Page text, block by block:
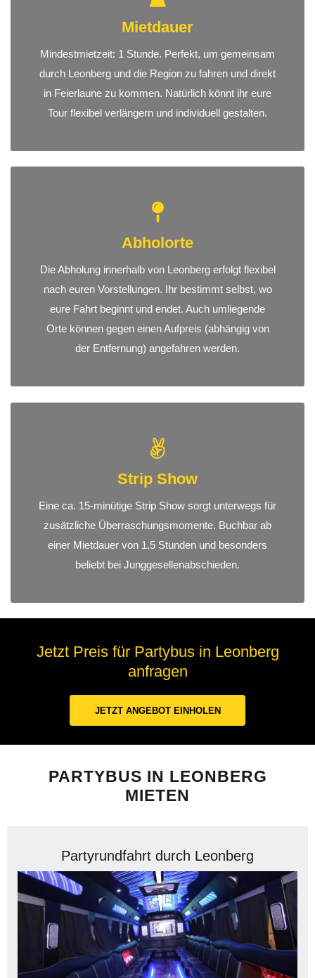
Mietdauer
Mindestmietzeit: 1 Stunde. Perfekt, um gemeinsam
durch Leonberg und die Region zu fahren und direkt
in Feierlaune zu kommen. Natürlich könnt ihr eure
Tour flexibel verlängern und individuell gestalten.
Abholorte
Die Abholung innerhalb von Leonberg erfolgt flexibel
nach euren Vorstellungen. Ihr bestimmt selbst, wo
eure Fahrt beginnt und endet. Auch umliegende
Orte können gegen einen Aufpreis (abhängig von
der Entfernung) angefahren werden.
Strip Show
Eine ca. 15-minütige Strip Show sorgt unterwegs für
zusätzliche Überraschungsmomente. Buchbar ab
einer Mietdauer von 1,5 Stunden und besonders
beliebt bei Junggesellenabschieden.
Jetzt Preis für Partybus in Leonberg
anfragen
JETZT ANGEBOT EINHOLEN
PARTYBUS IN LEONBERG
MIETEN
Partyrundfahrt durch Leonberg